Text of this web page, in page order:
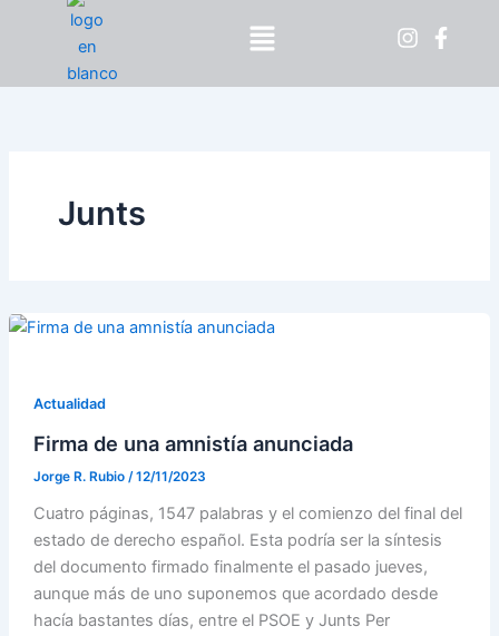
contenido
Menú
Junts
Actualidad
Firma de una amnistía anunciada
Jorge R. Rubio /12/11/2023
Cuatro páginas, 1547 palabras y el comienzo del final del
estado de derecho español. Esta podría ser la síntesis
del documento firmado finalmente el pasado jueves,
aunque más de uno suponemos que acordado desde
hacía bastantes días, entre el PSOE y Junts Per